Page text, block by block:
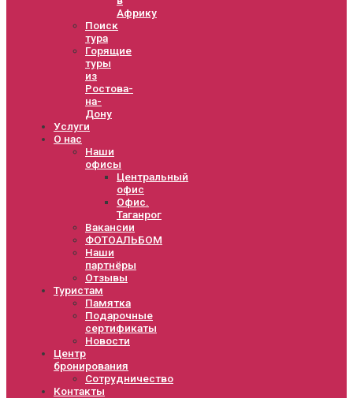
Африку
Поиск
тура
Горящие
туры
из
Ростова-
на-
Дону
Услуги
О нас
Наши
офисы
Центральный
офис
Офис.
Таганрог
Вакансии
ФОТОАЛЬБОМ
Наши
партнёры
Отзывы
Туристам
Памятка
Подарочные
сертификаты
Новости
Центр
бронирования
Сотрудничество
Контакты